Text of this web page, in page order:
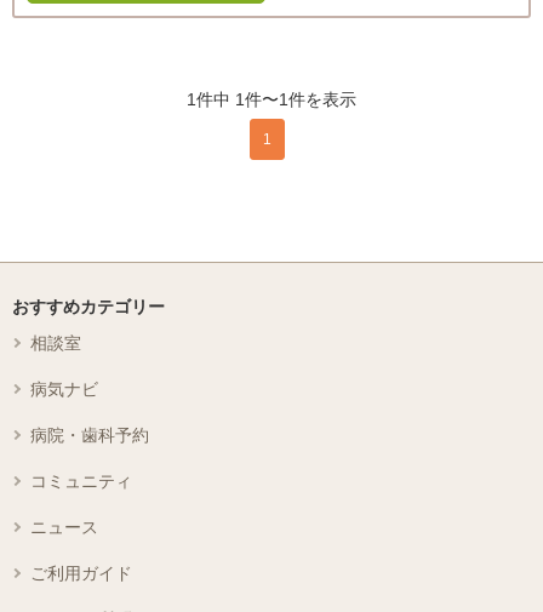
1件中 1件〜1件を表示
1
おすすめカテゴリー
相談室
病気ナビ
病院・歯科予約
コミュニティ
ニュース
ご利用ガイド